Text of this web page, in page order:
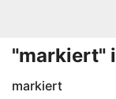
"markiert"
markiert